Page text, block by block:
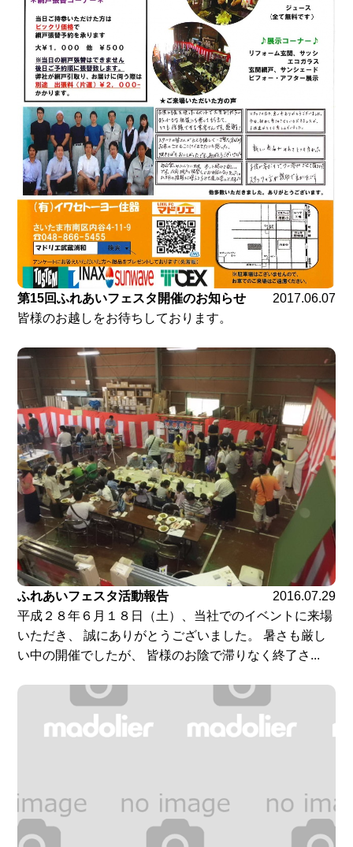
第15回ふれあいフェスタ開催のお知らせ
2017.06.07
皆様のお越しをお待ちしております。
ふれあいフェスタ活動報告
2016.07.29
平成２８年６月１８日（土）、当社でのイベントに来場
いただき、 誠にありがとうございました。 暑さも厳し
い中の開催でしたが、 皆様のお陰で滞りなく終了さ...